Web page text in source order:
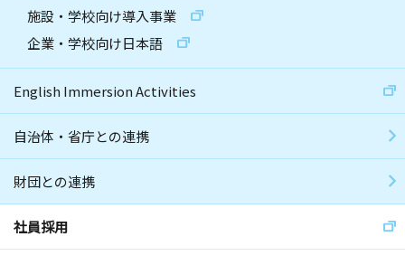
施設・学校向け導入事業
企業・学校向け日本語
English Immersion Activities
自治体・省庁との連携
財団との連携
社員採用